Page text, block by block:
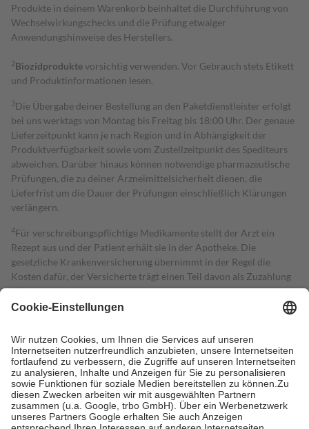
Produkte in deinem Warenkorb beinhaltet die Durchführung von
Wechselwirkungschecks und die Prüfung etwaiger
Anwendungshinweise des Herstellers.
2Biozidproduktevorsichtig verwenden. Vor Gebrauch stets Etikett
und Produktinformationen lesen.
3Die Übergabe deiner Bestellung an den Paketdienstleister erfolgt
bei uns werktags von Montag bis Freitag bis 18:00 Uhr. Der genaue
Lieferzeitpunkt kann je nach Region und in Abhängigkeit der
Produktverfügbarkeit sowie vom Zustellzeitpunkt des Spediteurs
abweichen. Darüber hinaus können notwendige pharmazeutische
Prüfungen, die zu deiner Arzneimittelsicherheit dienen, die
Lieferfrist um die Dauer der Prüfungen einschließlich Klärungen
verlängern.
4Für verschreibungspflichtige Medikamente stellt der Arzt ein
Rezept aus und der Patient erhält sie in der Apotheke. Die
gesetzliche Krankenversicherung übernimmt in der Regel die
Kosten dafür, der Versicherte trägt einen Teil davon als Zuzahlung
mit.
Grundsätzlich leisten Mitglieder Zuzahlungen in Höhe von zehn
höchstens zehn Euro.
Es sind jedoch nie mehr als die tatsächlichen
Kosten der Leistung zu entrichten.
Diese Regeln gelten grundsätzlich auch für Online-Apotheken.
Bei Heilmitteln und häuslicher Krankenpflege beträgt die
Zuzahlung zehn Prozent der Kosten sowie zehn Euro je
Verordnung.
Um das Engagement der Versicherten für ihre eigene Gesundheit zu